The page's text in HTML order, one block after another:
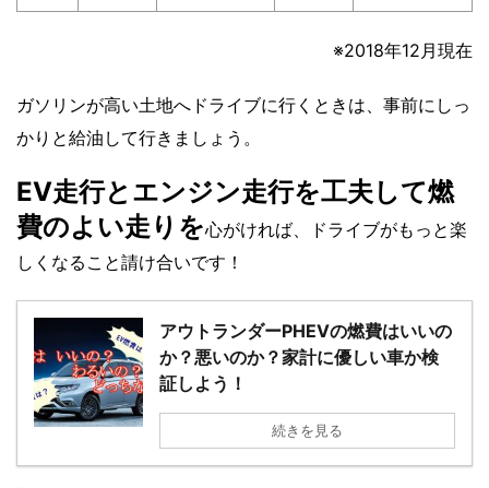
※2018年12月現在
ガソリンが高い土地へドライブに行くときは、事前にしっ
かりと給油して行きましょう。
EV走行とエンジン走行を工夫して燃
費のよい走りを心がければ、ドライブがもっと楽
しくなること請け合いです！
アウトランダーPHEVの燃費はいいの
か？悪いのか？家計に優しい車か検
証しよう！
続きを見る